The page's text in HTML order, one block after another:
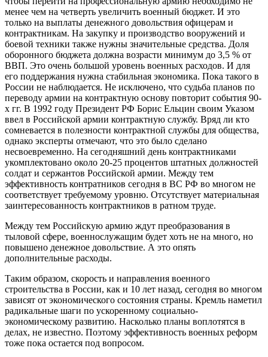
менее чем на четверть увеличить военный бюджет. И это
только на выплаты денежного довольствия офицерам и
контрактникам. На закупку и производство вооружений и
боевой техники также нужны значительные средства. Доля
оборонного бюджета должна возрасти минимум до 3,5 % от
ВВП. Это очень большой уровень военных расходов. И для
его поддержания нужна стабильная экономика. Пока такого в
России не наблюдается. Не исключено, что судьба планов по
переводу армии на контрактную основу повторит события 90-
х гг. В 1992 году Президент РФ Борис Ельцин своим Указом
ввел в Российской армии контрактную службу. Вряд ли кто
сомневается в полезности контрактной службы для общества,
однако эксперты отмечают, что это было сделано
несвоевременно. На сегодняшний день контрактниками
укомплектовано около 20-25 процентов штатных должностей
солдат и сержантов Российской армии. Между тем
эффективность контратников сегодня в ВС РФ во многом не
соответствует требуемому уровню. Отсутствует материальная
заинтересованность контрактников в ратном труде.
Между тем Российскую армию ждут преобразования в
тыловой сфере, военнослужащим будет хоть не на много, но
повышено денежное довольствие. А это опять
дополнительные расходы.
Таким образом, скорость и направления военного
строительства в России, как и 10 лет назад, сегодня во многом
зависят от экономического состояния страны. Кремль наметил
радикальные шаги по ускоренному социально-
экономическому развитию. Насколько планы воплотятся в
делах, не известно. Поэтому эффективность военных реформ
тоже пока остается под вопросом.